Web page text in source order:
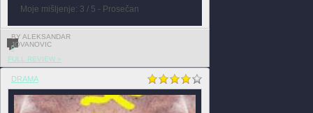
Moje mišljenje: 3 / 5 - Prosečan
BY ALEKSANDAR
JOVANOVIC
0
FULL REVIEW »
DRAMA